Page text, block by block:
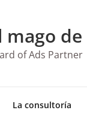
mago
of Ads Partner
La consultoría